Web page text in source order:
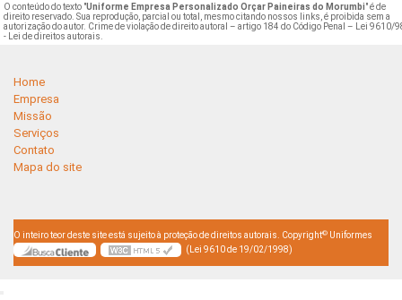
O conteúdo do texto "Uniforme Empresa Personalizado Orçar Paineiras do Morumbi" é de
direito reservado. Sua reprodução, parcial ou total, mesmo citando nossos links, é proibida sem a
autorização do autor. Crime de violação de direito autoral – artigo 184 do Código Penal –
Lei 9610/
- Lei de direitos autorais
Home
Empresa
Missão
Serviços
Contato
Mapa do site
O inteiro teor deste site está sujeito à proteção de direitos autorais. Copyright© Uniformes
(Lei 9610 de 19/02/1998)